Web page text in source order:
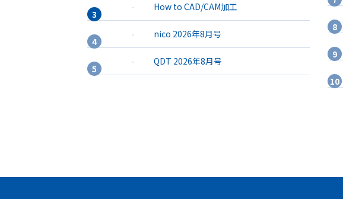
How to CAD/CAM加工
nico 2026年8月号
QDT 2026年8月号